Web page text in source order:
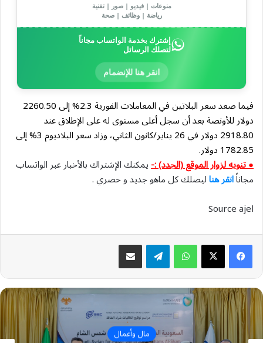
منوعات | فيديو | صور | تقنية
رياضة | وظائف | صحة
إشترك بخدمة الواتساب مجاناً
لتصلك الرسائل
انقر هنا للإنضمام
فيما صعد سعر البلاتين في المعاملات الفورية 2.3% إلى 2260.50
دولار للأونصة بعد أن سجل أعلى مستوى له على الإطلاق عند
2918.80 دولار في 26 يناير/كانون الثاني، وزاد سعر البلاديوم 3% إلى
1782.85 دولار.
● تنويه لزوار الموقع (الجدد) :-يمكنك الإشتراك بالأخبار عبر الواتساب
مجاناًانقر هناليصلك كل ماهو جديد و حصري .
Source ajel
واتسابتيلقرام مشاركة عبر البريد
مال وأعمال